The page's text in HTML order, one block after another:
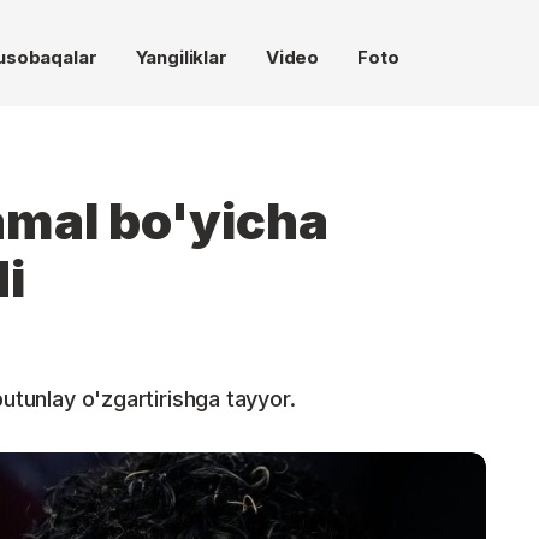
Yangiliklar Video Foto
bo'yicha
o'zgartirishga tayyor.